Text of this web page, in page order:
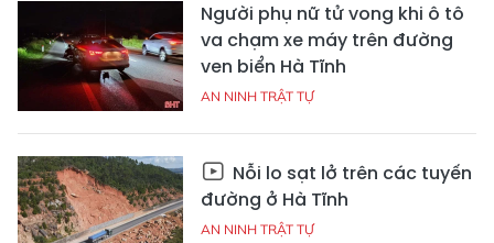
Người phụ nữ tử vong khi ô tô
va chạm xe máy trên đường
ven biển Hà Tĩnh
AN NINH TRẬT TỰ
Nỗi lo sạt lở trên các tuyến
đường ở Hà Tĩnh
AN NINH TRẬT TỰ